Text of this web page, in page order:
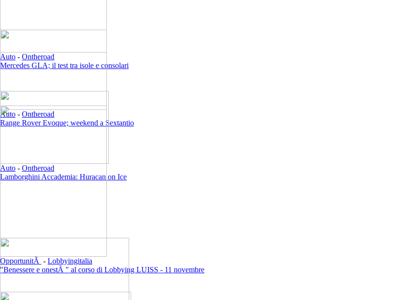
Auto - Ontheroad
Mercedes GLA; il test tra isole e consolari
Auto - Ontheroad
Range Rover Evoque; weekend a Sextantio
Auto - Ontheroad
Lamborghini Accademia: Huracan on Ice
OpportunitÃ - Lobbyingitalia
"Benessere e onestÃ " al corso di Lobbying LUISS - 11 novembre